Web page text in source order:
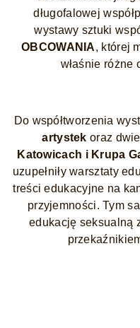
długofalowej
wystawy sztuki
OBCOWANIA, której
właśnie różne
Do współtworzenia
artystek oraz
Katowicach i Krupa
uzupełniły warsztaty
treści edukacyjne na
przyjemności. Tym
edukację seksualną